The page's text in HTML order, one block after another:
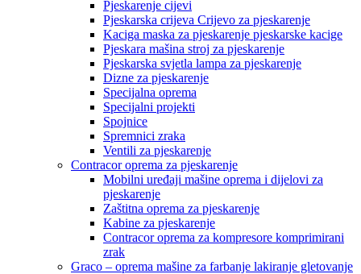
Pjeskarenje cijevi
Pjeskarska crijeva Crijevo za pjeskarenje
Kaciga maska za pjeskarenje pjeskarske kacige
Pjeskara mašina stroj za pjeskarenje
Pjeskarska svjetla lampa za pjeskarenje
Dizne za pjeskarenje
Specijalna oprema
Specijalni projekti
Spojnice
Spremnici zraka
Ventili za pjeskarenje
Contracor oprema za pjeskarenje
Mobilni uređaji mašine oprema i dijelovi za
pjeskarenje
Zaštitna oprema za pjeskarenje
Kabine za pjeskarenje
Contracor oprema za kompresore komprimirani
zrak
Graco – oprema mašine za farbanje lakiranje gletovanje